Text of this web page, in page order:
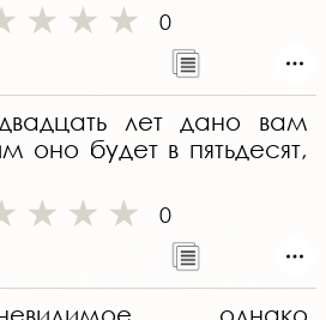
0
лет дано вам
оно будет в пятьдесят,
0